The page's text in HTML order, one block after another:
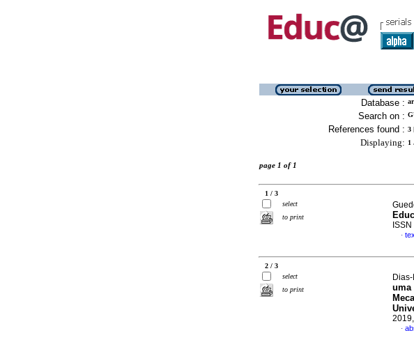
Database :
Search on :
References found : 3
Displaying: 1
page 1 of 1
1 / 3
select
to print
·
2 / 3
select
to print
uma
·